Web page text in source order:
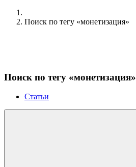
Поиск по тегу «монетизация»
Поиск по тегу «монетизация»
Статьи